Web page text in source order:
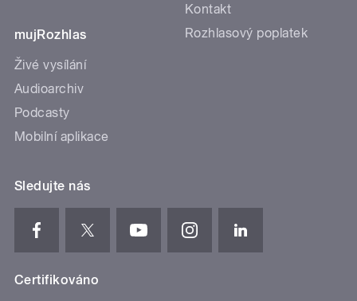
mujRozhlas
Živé vysílání
Audioarchiv
Podcasty
Mobilní aplikace
Kontakt
Rozhlasový poplatek
Sledujte nás
Certifikováno